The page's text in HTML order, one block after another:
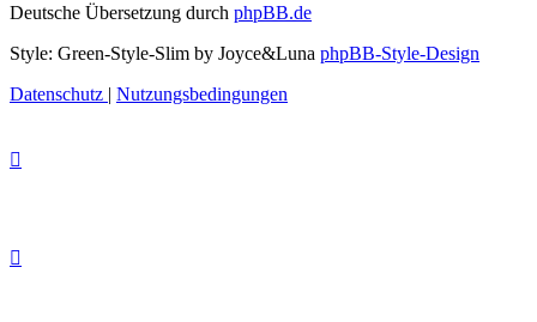
Deutsche Übersetzung durch phpBB.de
Style: Green-Style-Slim by Joyce&Luna phpBB-Style-Design
Datenschutz | Nutzungsbedingungen